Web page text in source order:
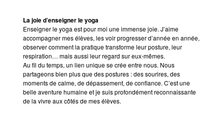
La joie d’enseigner le yoga
Enseigner le yoga est pour moi une immense joie. J’aime
accompagner mes élèves, les voir progresser d’année en année,
observer comment la pratique transforme leur posture, leur
respiration… mais aussi leur regard sur eux-mêmes.
Au fil du temps, un lien unique se crée entre nous. Nous
partageons bien plus que des postures : des sourires, des
moments de calme, de dépassement, de confiance. C’est une
belle aventure humaine et je suis profondément reconnaissante
de la vivre aux côtés de mes élèves.